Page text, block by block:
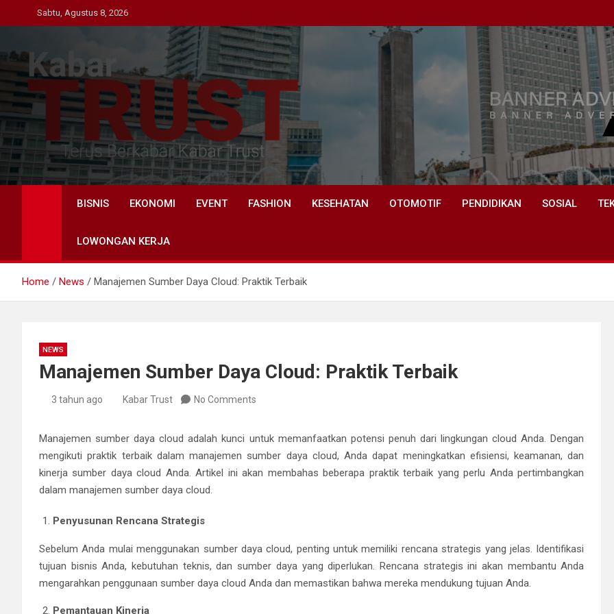
to
Sabtu, Agustus 8, 2026
Kabar Trust
Terus Berkabar Kabar Trust
BISNIS EKONOMI EVENT FASHION KESEHATAN OTOMOTIF PENDIDIKAN SOSIAL
LOWONGAN KERJA
Home News Manajemen Sumber Daya Cloud: Praktik Terbaik
NEWS
Manajemen Sumber Daya Cloud: Praktik Terbaik
3 tahun ago Kabar Trust No Comments
Manajemen sumber daya cloud adalah kunci untuk memanfaatkan potensi penuh dari lingkungan cloud Anda. Dengan
mengikuti praktik terbaik dalam manajemen sumber daya cloud, Anda dapat meningkatkan efisiensi, keamanan, dan
kinerja sumber daya cloud Anda. Artikel ini akan membahas beberapa praktik terbaik yang perlu Anda pertimbangkan
dalam manajemen sumber daya cloud.
Penyusunan Rencana Strategis
Sebelum Anda mulai menggunakan sumber daya cloud, penting untuk memiliki rencana strategis yang jelas. Identifikasi
tujuan bisnis Anda, kebutuhan teknis, dan sumber daya yang diperlukan. Rencana strategis ini akan membantu Anda
mengarahkan penggunaan sumber daya cloud Anda dan memastikan bahwa mereka mendukung tujuan Anda.
Pemantauan Kinerja